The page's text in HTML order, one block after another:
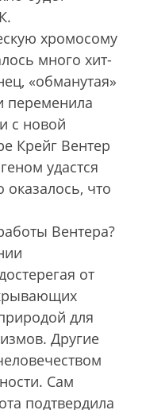
хромосому
много хит­
«обманутая»
переменила
с новой
Крейг Вентер
удастся
оказалось, что
Вентера?
от
для
Другие
Сам
подтвердила